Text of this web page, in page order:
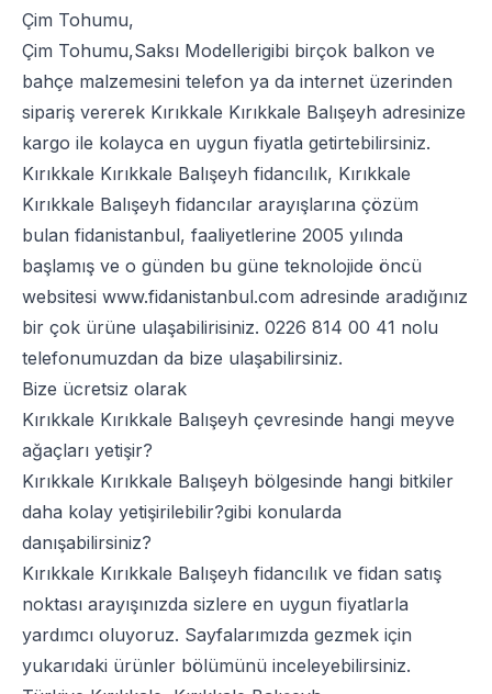
Çim Tohumu,
Çim Tohumu,Saksı Modellerigibi birçok balkon ve
bahçe malzemesini telefon ya da internet üzerinden
sipariş vererek Kırıkkale Kırıkkale Balışeyh adresinize
kargo ile kolayca en uygun fiyatla getirtebilirsiniz.
Kırıkkale Kırıkkale Balışeyh fidancılık, Kırıkkale
Kırıkkale Balışeyh fidancılar arayışlarına çözüm
bulan fidanistanbul, faaliyetlerine 2005 yılında
başlamış ve o günden bu güne teknolojide öncü
websitesi www.fidanistanbul.com adresinde aradığınız
bir çok ürüne ulaşabilirisiniz. 0226 814 00 41 nolu
telefonumuzdan da bize ulaşabilirsiniz.
Bize ücretsiz olarak
Kırıkkale Kırıkkale Balışeyh çevresinde hangi meyve
ağaçları yetişir?
Kırıkkale Kırıkkale Balışeyh bölgesinde hangi bitkiler
daha kolay yetişirilebilir?gibi konularda
danışabilirsiniz?
Kırıkkale Kırıkkale Balışeyh fidancılık ve fidan satış
noktası arayışınızda sizlere en uygun fiyatlarla
yardımcı oluyoruz. Sayfalarımızda gezmek için
yukarıdaki ürünler bölümünü inceleyebilirsiniz.